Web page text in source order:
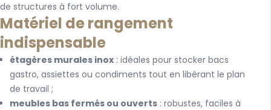
de structures à fort volume.
Matériel de rangement
indispensable
étagères murales inox : idéales pour stocker bacs
gastro, assiettes ou condiments tout en libérant le plan
de travail ;
meubles bas fermés ou ouverts : robustes, faciles à